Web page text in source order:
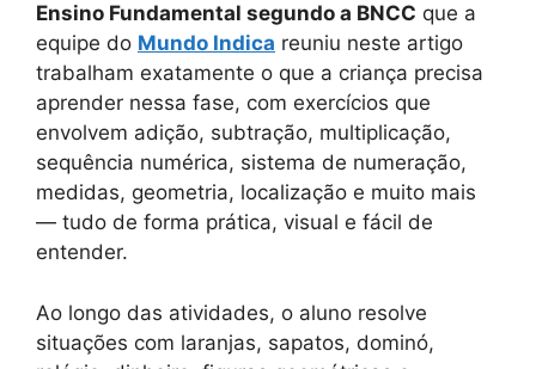
Ensino Fundamental segundo a BNCC que a
equipe do Mundo Indica reuniu neste artigo
trabalham exatamente o que a criança precisa
aprender nessa fase, com exercícios que
envolvem adição, subtração, multiplicação,
sequência numérica, sistema de numeração,
medidas, geometria, localização e muito mais
— tudo de forma prática, visual e fácil de
entender.
Ao longo das atividades, o aluno resolve
situações com laranjas, sapatos, dominó,